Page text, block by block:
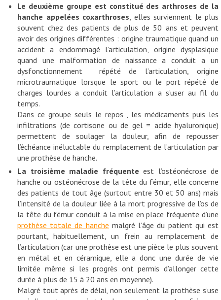
Le deuxième groupe est constitué des arthroses de la
hanche appelées coxarthroses , elles surviennent le plus
souvent chez des patients de plus de 50 ans et peuvent
avoir des origines différentes : origine traumatique quand un
accident a endommagé l’articulation, origine dysplasique
quand une malformation de naissance a conduit a un
dysfonctionnement répété de l’articulation, origine
microtraumatique lorsque le sport ou le port répété de
charges lourdes a conduit l’articulation a s’user au fil du
temps.
Dans ce groupe seuls le repos , les médicaments puis les
infiltrations (de cortisone ou de gel = acide hyaluronique)
permettent de soulager la douleur, afin de repousser
l’échéance inéluctable du remplacement de l’articulation par
une prothèse de hanche.
La troisième maladie fréquente est l’ostéonécrose de
hanche ou ostéonécrose de la tête du fémur, elle concerne
des patients de tout âge (surtout entre 30 et 50 ans) mais
l’intensité de la douleur liée à la mort progressive de l’os de
la tête du fémur conduit à la mise en place fréquente d’une
prothèse totale de hanche malgré l’âge du patient qui est
pourtant, habituellement, un frein au remplacement de
l’articulation (car une prothèse est une pièce le plus souvent
en métal et en céramique, elle a donc une durée de vie
limitée même si les progrès ont permis d’allonger cette
durée à plus de 15 à 20 ans en moyenne).
Malgré tout après de délai, non seulement la prothèse s’use